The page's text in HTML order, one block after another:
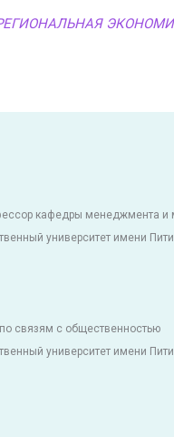
кафедры менеджмента и
университет имени
связям с общественностью
университет имени